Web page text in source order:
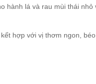
hành lá và rau mùi thái
hợp với vị thơm ngon,